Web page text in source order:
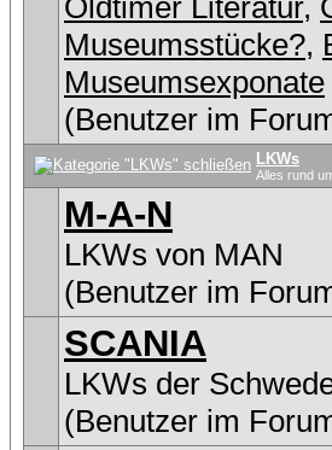
Oldtimer Literatur,
Museumsstücke?,
Museumsexponate
(Benutzer im
LKWs
Alles rund
M-A-N
LKWs von MAN
(Benutzer im
SCANIA
LKWs der
(Benutzer im